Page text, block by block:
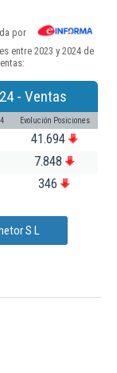
por
entre 2023 y 2024 de
- Ventas
Evolución Posiciones
41.694
7.848
346
S L